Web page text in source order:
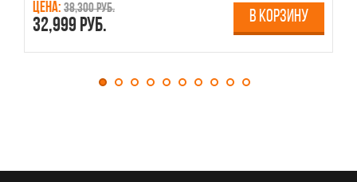
Цена: 38,300 руб.
32,999 руб. В КОРЗИНУ